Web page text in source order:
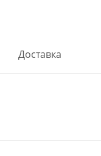
Доставка